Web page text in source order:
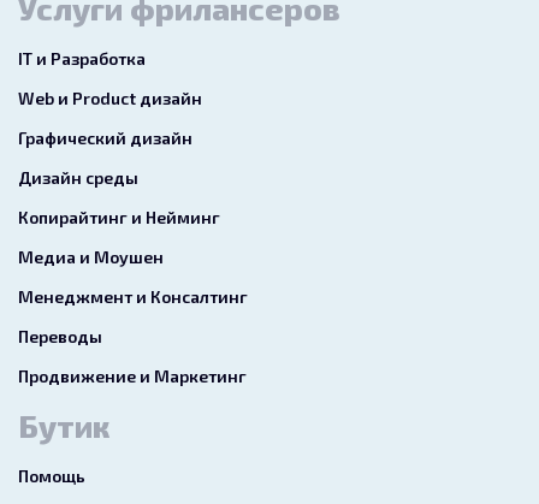
Услуги фрилансеров
IT и Разработка
Web и Product дизайн
Графический дизайн
Дизайн среды
Копирайтинг и Нейминг
Медиа и Моушен
Менеджмент и Консалтинг
Переводы
Продвижение и Маркетинг
Бутик
Помощь